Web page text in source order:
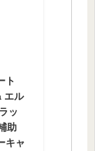
ト
エル
ッ
助
キャ